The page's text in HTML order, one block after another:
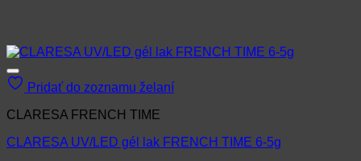
Pridať do zoznamu želaní
CLARESA FRENCH TIME
CLARESA UV/LED gél lak FRENCH TIME 6-5g